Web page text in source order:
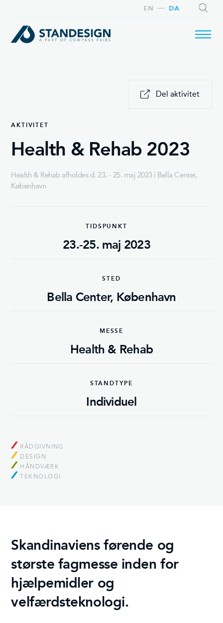
DA
EN
AKTIVITET
Health & Rehab 2023
Health & Rehab afholdes d. 23. - 25. maj 2023 i Bella Center,
København
Del aktivitet
TIDSPUNKT
23.-25. maj 2023
STED
Bella Center, København
MESSE
Health & Rehab
STANDTYPE
Individuel
RÅDGIVNING
DESIGN
HÅNDVÆRK
TEKNOLOGI
Skandinaviens førende og
største fagmesse inden for
hjælpemidler og
velfærdsteknologi.